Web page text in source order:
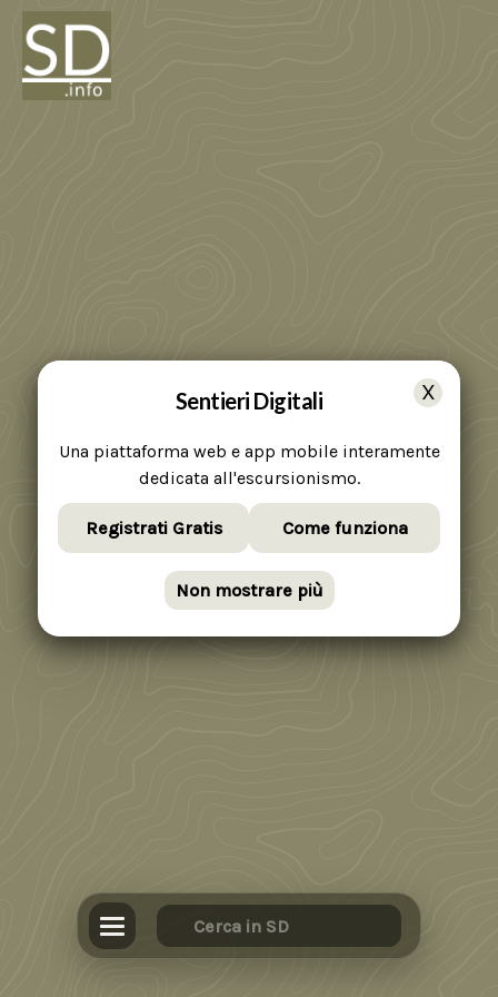
Sentieri Digitali
Una piattaforma web e app mobile interamente
dedicata all'escursionismo.
Registrati Gratis Come funziona
Non mostrare più